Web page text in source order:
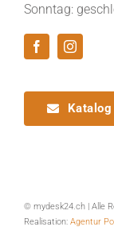
Sonntag:
© mydesk24.ch | Alle
Realisation: Agentur